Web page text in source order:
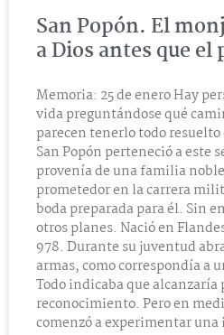
San Popón. El
a Dios antes que el
Memoria: 25 de enero Hay
vida preguntándose qué
parecen tenerlo todo resuelto
San Popón perteneció a este
provenía de una familia
prometedor en la carrera
boda preparada para él. Sin
otros planes. Nació en
978. Durante su juventud
armas, como correspondía a
Todo indicaba que
reconocimiento. Pero en
comenzó a experimentar